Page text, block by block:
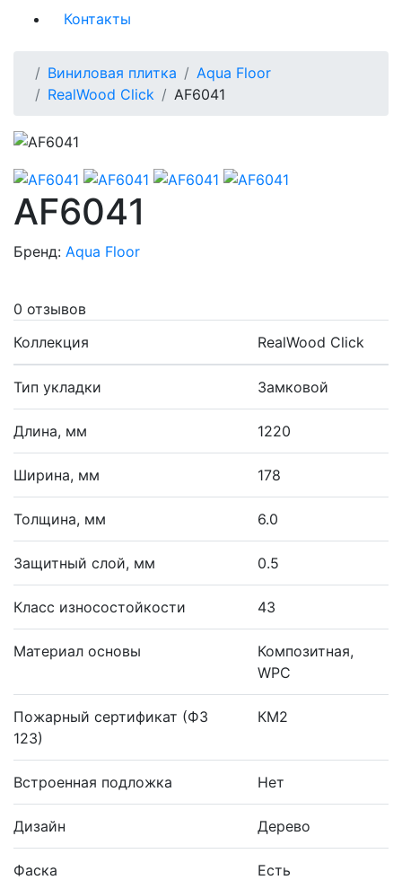
Контакты
Виниловая плитка
Aqua Floor
RealWood Click
AF6041
AF6041
Бренд: Aqua Floor
0 отзывов
Коллекция
RealWood Click
Тип укладки Замковой
Длина, мм 1220
Ширина, мм 178
Толщина, мм 6.0
Защитный слой, мм 0.5
Класс износостойкости 43
Материал основы
Композитная,
WPC
Пожарный сертификат (ФЗ
123)
КМ2
Встроенная подложка Нет
Дизайн Дерево
Фаска Есть